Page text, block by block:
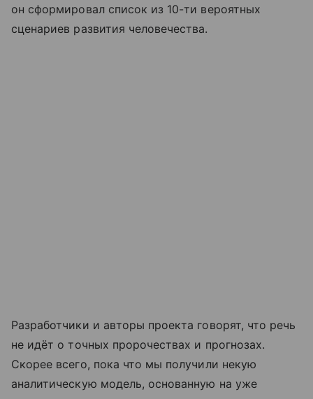
он сформировал список из 10-ти вероятных
сценариев развития человечества.
Разработчики и авторы проекта говорят, что речь
не идёт о точных пророчествах и прогнозах.
Скорее всего, пока что мы получили некую
аналитическую модель, основанную на уже